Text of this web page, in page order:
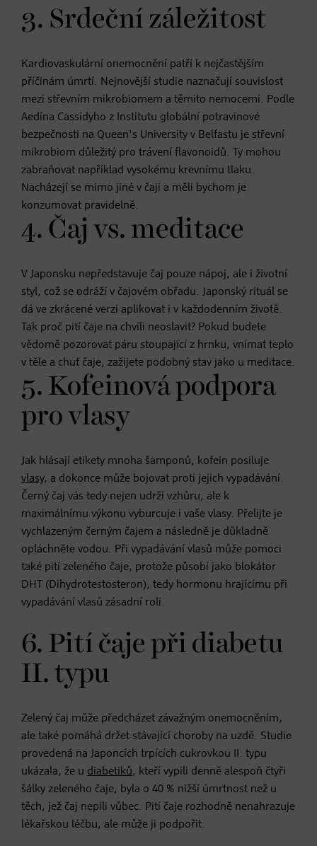
3. Srdeční záležitost
Kardiovaskulární onemocnění patří k nejčastějším
příčinám úmrtí. Nejnovější studie naznačují souvislost
mezi střevním mikrobiomem a těmito nemocemi. Podle
Aedína Cassidyho z Institutu globální potravinové
bezpečnosti na Queen's University v Belfastu je střevní
mikrobiom důležitý pro trávení flavonoidů. Ty mohou
zabraňovat například vysokému krevnímu tlaku.
Nacházejí se mimo jiné v čaji a měli bychom je
konzumovat pravidelně.
4. Čaj vs. meditace
V Japonsku nepředstavuje čaj pouze nápoj, ale i životní
styl, což se odráží v čajovém obřadu. Japonský rituál se
dá ve zkrácené verzi aplikovat i v každodenním životě.
Tak proč pití čaje na chvíli neoslavit? Pokud budete
vědomě pozorovat páru stoupající z hrnku, vnímat teplo
v těle a chuť čaje, zažijete podobný stav jako u meditace.
5. Kofeinová podpora
pro vlasy
Jak hlásají etikety mnoha šamponů, kofein posiluje
vlasy, a dokonce může bojovat proti jejich vypadávání.
Černý čaj vás tedy nejen udrží vzhůru, ale k
maximálnímu výkonu vyburcuje i vaše vlasy. Přelijte je
vychlazeným černým čajem a následně je důkladně
opláchněte vodou. Při vypadávání vlasů může pomoci
také pití zeleného čaje, protože působí jako blokátor
DHT (Dihydrotestosteron), tedy hormonu hrajícímu při
vypadávání vlasů zásadní roli.
6. Pití čaje při diabetu
II. typu
Zelený čaj může předcházet závažným onemocněním,
ale také pomáhá držet stávající choroby na uzdě. Studie
provedená na Japoncích trpících cukrovkou II. typu
ukázala, že u diabetiků, kteří vypili denně alespoň čtyři
šálky zeleného čaje, byla o 40 % nižší úmrtnost než u
těch, jež čaj nepili vůbec. Pití čaje rozhodně nenahrazuje
lékařskou léčbu, ale může ji podpořit.